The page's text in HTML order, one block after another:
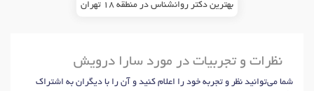
بهترین دکتر روانشناس در منطقه 18 تهران
نظرات و تجربیات در مورد سارا درویش
شما می‌توانید نظر و تجربه خود را اعلام کنید و آن را با دیگران به اشتراک